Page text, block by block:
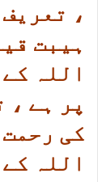
،
ہیبت
اللہ
پر ہے ،
کی
اللہ